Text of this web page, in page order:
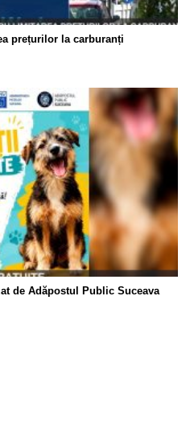
prețurilor la carburanți
de Adăpostul Public Suceava